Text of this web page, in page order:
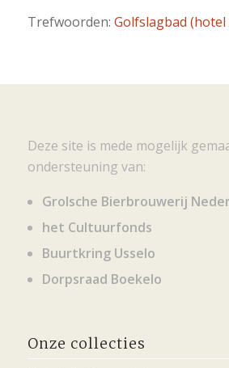
Trefwoorden: Golfslagbad
Deze site is mede mogelijk
ondersteuning van:
Grolsche Bierbrouwerij
het Cultuurfonds
Buurtkring Usselo
Dorpsraad Boekelo
Onze collecties